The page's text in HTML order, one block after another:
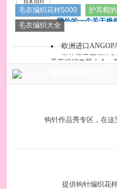
的小外套
国外的一个关于挑
教程，图片详细能
国外的一个关于挑
教程，图片详细能
·欧洲进口
·学钩夏季草帽的
毛衣编织花样5000 护耳帽
毛衣编织大全
手工编织专题大全，
钩针作品秀专区，在
提供钩针编织花